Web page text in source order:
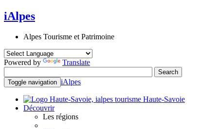
iAlpes
Alpes Tourisme et Patrimoine
Powered by Translate
Toggle navigation iAlpes
Haute-Savoie
Découvrir
Les régions